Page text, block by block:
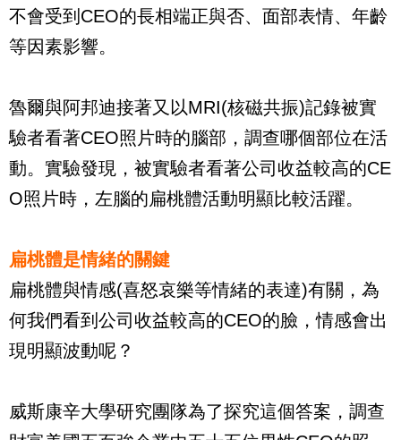
不會受到 CEO的長相端正與否、面部表情、年齡
等因素影響。
魯爾與阿邦迪接著又以MRI(核磁共振)記錄被實
驗者看著CEO照片時的腦部，調查哪個部位在活
動。實驗發現，被實驗者看著公司收益較高的CE
O照片時，左腦的扁桃體活動明顯比較活躍。
扁桃體是情緒的關鍵
扁桃體與情感(喜怒哀樂等情緒的表達)有關，為
何我們看到公司收益較高的CEO的臉，情感會出
現明顯波動呢？
威斯康辛大學研究團隊為了探究這個答案，調查